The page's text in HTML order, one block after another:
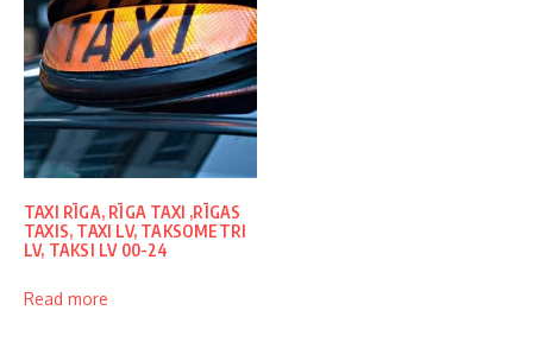
TAXI RĪGA, RĪGA TAXI ,RĪGAS
TAXIS, TAXI LV, TAKSOMETRI
LV, TAKSI LV 00-24
Read more